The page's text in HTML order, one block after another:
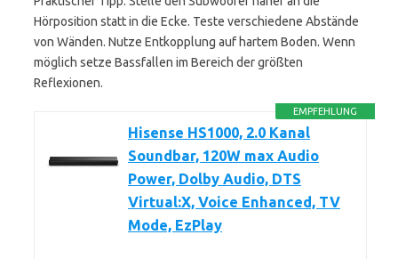
Hörposition statt in die Ecke. Teste verschiedene Abstände
von Wänden. Nutze Entkopplung auf hartem Boden. Wenn
möglich setze Bassfallen im Bereich der größten
Reflexionen.
EMPFEHLUNG
Hisense HS1000, 2.0 Kanal
Soundbar, 120W max Audio
Power, Dolby Audio, DTS
Virtual:X, Voice Enhanced, TV
Mode, EzPlay